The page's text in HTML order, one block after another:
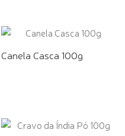
Canela Casca 100g